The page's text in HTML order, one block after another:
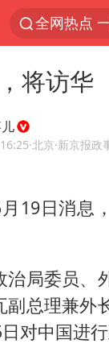
全网热点
将访华
·北京
19日消息
治局委员、
副总理兼外
对中国进行